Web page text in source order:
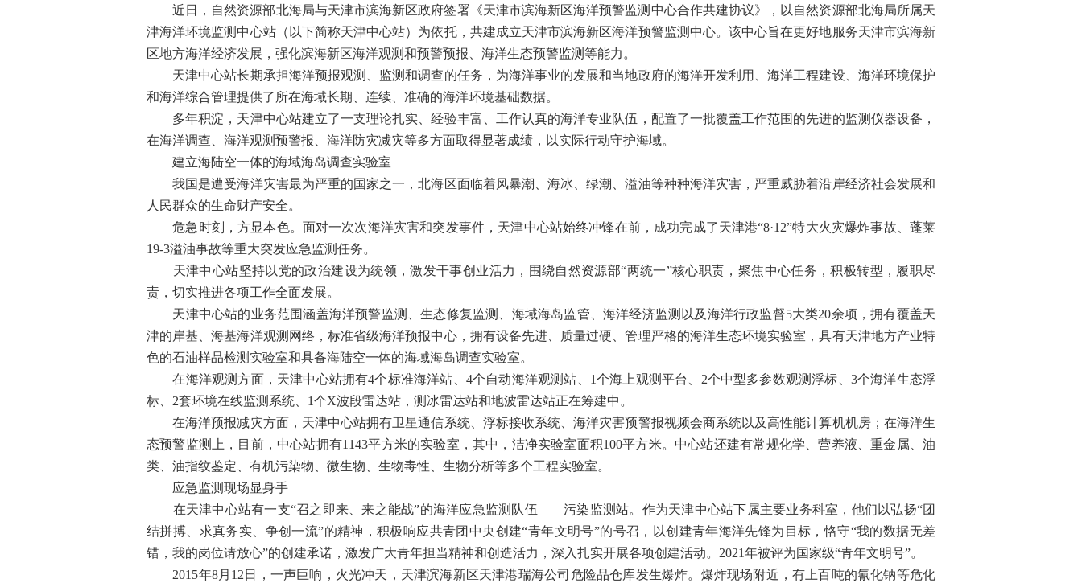
近日，自然资源部北海局与天津市滨海新区政府签署《天津市滨海新区海洋预警监测中心合作共建协议》，以自然资源部北海局所属天
津海洋环境监测中心站（以下简称天津中心站）为依托，共建成立天津市滨海新区海洋预警监测中心。该中心旨在更好地服务天津市滨海新
区地方海洋经济发展，强化滨海新区海洋观测和预警预报、海洋生态预警监测等能力。
天津中心站长期承担海洋预报观测、监测和调查的任务，为海洋事业的发展和当地政府的海洋开发利用、海洋工程建设、海洋环境保护
和海洋综合管理提供了所在海域长期、连续、准确的海洋环境基础数据。
多年积淀，天津中心站建立了一支理论扎实、经验丰富、工作认真的海洋专业队伍，配置了一批覆盖工作范围的先进的监测仪器设备，
在海洋调查、海洋观测预警报、海洋防灾减灾等多方面取得显著成绩，以实际行动守护海域。
建立海陆空一体的海域海岛调查实验室
我国是遭受海洋灾害最为严重的国家之一，北海区面临着风暴潮、海冰、绿潮、溢油等种种海洋灾害，严重威胁着沿岸经济社会发展和
人民群众的生命财产安全。
危急时刻，方显本色。面对一次次海洋灾害和突发事件，天津中心站始终冲锋在前，成功完成了天津港“8·12”特大火灾爆炸事故、蓬莱
19-3溢油事故等重大突发应急监测任务。
天津中心站坚持以党的政治建设为统领，激发干事创业活力，围绕自然资源部“两统一”核心职责，聚焦中心任务，积极转型，履职尽
责，切实推进各项工作全面发展。
天津中心站的业务范围涵盖海洋预警监测、生态修复监测、海域海岛监管、海洋经济监测以及海洋行政监督5大类20余项，拥有覆盖天
津的岸基、海基海洋观测网络，标准省级海洋预报中心，拥有设备先进、质量过硬、管理严格的海洋生态环境实验室，具有天津地方产业特
色的石油样品检测实验室和具备海陆空一体的海域海岛调查实验室。
在海洋观测方面，天津中心站拥有4个标准海洋站、4个自动海洋观测站、1个海上观测平台、2个中型多参数观测浮标、3个海洋生态浮
标、2套环境在线监测系统、1个X波段雷达站，测冰雷达站和地波雷达站正在筹建中。
在海洋预报减灾方面，天津中心站拥有卫星通信系统、浮标接收系统、海洋灾害预警报视频会商系统以及高性能计算机机房；在海洋生
态预警监测上，目前，中心站拥有1143平方米的实验室，其中，洁净实验室面积100平方米。中心站还建有常规化学、营养液、重金属、油
类、油指纹鉴定、有机污染物、微生物、生物毒性、生物分析等多个工程实验室。
应急监测现场显身手
在天津中心站有一支“召之即来、来之能战”的海洋应急监测队伍——污染监测站。作为天津中心站下属主要业务科室，他们以弘扬“团
结拼搏、求真务实、争创一流”的精神，积极响应共青团中央创建“青年文明号”的号召，以创建青年海洋先锋为目标，恪守“我的数据无差
错，我的岗位请放心”的创建承诺，激发广大青年担当精神和创造活力，深入扎实开展各项创建活动。2021年被评为国家级“青年文明号”。
2015年8月12日，一声巨响，火光冲天，天津滨海新区天津港瑞海公司危险品仓库发生爆炸。爆炸现场附近，有上百吨的氰化钠等危化